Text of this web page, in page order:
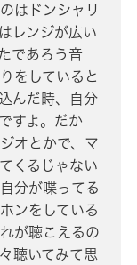
はドンシャリ
レンジが広い
であろう音
をしていると
んだ時、自分
すよ。だか
オとかで、マ
くるじゃない
分が喋ってる
ンをしている
が聴こえるの
聴いてみて思